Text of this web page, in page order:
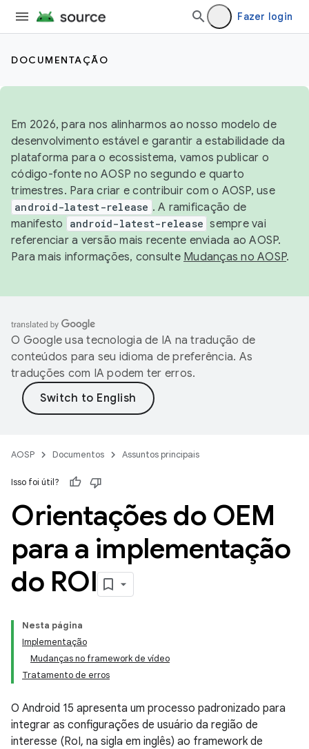
Fazer login
DOCUMENTAÇÃO
Em 2026, para nos alinharmos ao nosso modelo de
desenvolvimento estável e garantir a estabilidade da
plataforma para o ecossistema, vamos publicar o
código-fonte no AOSP no segundo e quarto
trimestres. Para criar e contribuir com o AOSP, use
android-latest-release . A ramificação de
manifesto
android-latest-release sempre vai
referenciar a versão mais recente enviada ao AOSP.
Para mais informações, consulte Mudanças no AOSP.
O Google usa tecnologia de IA na tradução de
conteúdos para seu idioma de preferência. As
traduções com IA podem ter erros.
AOSP Documentos Assuntos principais
Isso foi útil?
Orientações do OEM
para a implementação
do ROI
Nesta página
Implementação
Mudanças no framework de vídeo
Tratamento de erros
O Android 15 apresenta um processo padronizado para
integrar as configurações de usuário da região de
interesse (RoI, na sigla em inglês) ao framework de